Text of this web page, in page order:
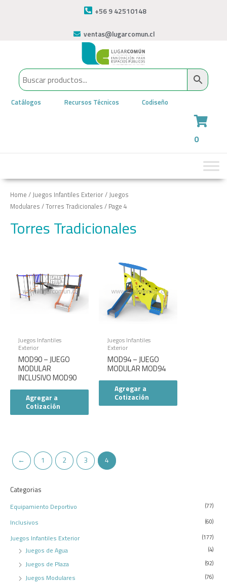
+56 9 42510148
ventas@lugarcomun.cl
Catálogos Recursos Técnicos Codiseño
0
Categorias
Equipamiento Deportivo (77)
Inclusivos (60)
Juegos Infantiles Exterior (177)
Juegos de Agua (4)
Juegos de Plaza (92)
Juegos Modulares (76)
Home /Juegos Infantiles Exterior/Juegos
Modulares /Torres Tradicionales / Page 4
Torres Tradicionales
Juegos Infantiles
Exterior
MOD90 – JUEGO
MODULAR
INCLUSIVO MOD90
Agregar a
Cotización
Juegos Infantiles
Exterior
MOD94 – JUEGO
MODULAR MOD94
Agregar a
Cotización
← 1 2 3 4